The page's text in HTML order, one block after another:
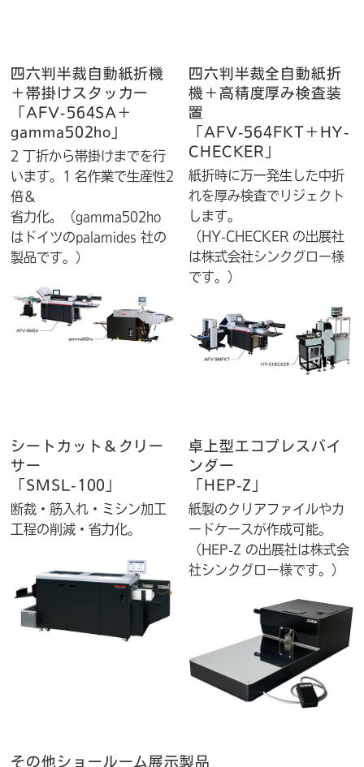
四六判半裁自動紙折機
＋帯掛けスタッカー
「AFV-564SA＋
gamma502ho」
2 丁折から帯掛けまでを行
います。1 名作業で生産性2
倍＆
省力化。（gamma502ho
はドイツのpalamides 社の
製品です。）
四六判半裁全自動紙折
機＋高精度厚み検査装
置
「AFV-564FKT＋HY-
CHECKER」
紙折時に万一発生した中折
れを厚み検査でリジェクト
します。
（HY-CHECKER の出展社
は株式会社シンクグロー様
です。）
シートカット＆クリー
サー
「SMSL-100」
断裁・筋入れ・ミシン加工
工程の削減・省力化。
卓上型エコプレスバイ
ンダー
「HEP-Z」
紙製のクリアファイルやカ
ードケースが作成可能。
（HEP-Z の出展社は株式会
社シンクグロー様です。）
その他ショールーム展示製品